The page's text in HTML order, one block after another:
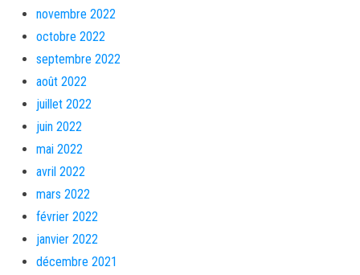
novembre 2022
octobre 2022
septembre 2022
août 2022
juillet 2022
juin 2022
mai 2022
avril 2022
mars 2022
février 2022
janvier 2022
décembre 2021